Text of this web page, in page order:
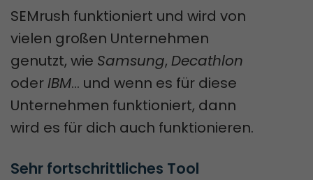
SEMrush funktioniert und wird von
vielen großen Unternehmen
genutzt, wie Samsung, Decathlon
oderIBM... und wenn es für diese
Unternehmen funktioniert, dann
wird es für dich auch funktionieren.
Sehr fortschrittliches Tool